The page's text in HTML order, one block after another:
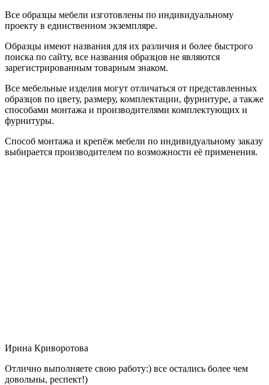
Все образцы мебели изготовлены по индивидуальному
проекту в единственном экземпляре.
Образцы имеют названия для их различия и более быстрого
поиска по сайту, все названия образцов не являются
зарегистрированным товарным знаком.
Все мебельные изделия могут отличаться от представленных
образцов по цвету, размеру, комплектации, фурнитуре, а также
способами монтажа и производителями комплектующих и
фурнитуры.
Способ монтажа и крепёж мебели по индивидуальному заказу
выбирается производителем по возможности её применения.
Ирина Криворотова
Отлично выполняете свою работу:) все остались более чем
довольны, респект!)